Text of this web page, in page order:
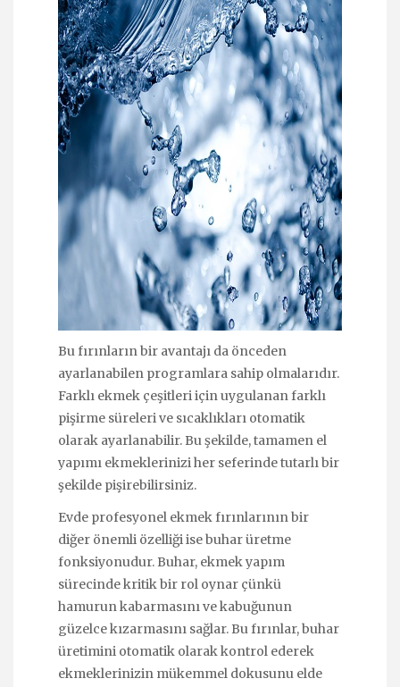
Bu fırınların bir avantajı da önceden
ayarlanabilen programlara sahip olmalarıdır.
Farklı ekmek çeşitleri için uygulanan farklı
pişirme süreleri ve sıcaklıkları otomatik
olarak ayarlanabilir. Bu şekilde, tamamen el
yapımı ekmeklerinizi her seferinde tutarlı bir
şekilde pişirebilirsiniz.
Evde profesyonel ekmek fırınlarının bir
diğer önemli özelliği ise buhar üretme
fonksiyonudur. Buhar, ekmek yapım
sürecinde kritik bir rol oynar çünkü
hamurun kabarmasını ve kabuğunun
güzelce kızarmasını sağlar. Bu fırınlar, buhar
üretimini otomatik olarak kontrol ederek
ekmeklerinizin mükemmel dokusunu elde